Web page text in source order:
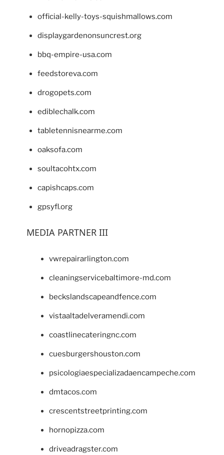
official-kelly-toys-squishmallows.com
displaygardenonsuncrest.org
bbq-empire-usa.com
feedstoreva.com
drogopets.com
ediblechalk.com
tabletennisnearme.com
oaksofa.com
soultacohtx.com
capishcaps.com
gpsyfl.org
MEDIA PARTNER III
vwrepairarlington.com
cleaningservicebaltimore-md.com
beckslandscapeandfence.com
vistaaltadelveramendi.com
coastlinecateringnc.com
cuesburgershouston.com
psicologiaespecializadaencampeche.com
dmtacos.com
crescentstreetprinting.com
hornopizza.com
driveadragster.com